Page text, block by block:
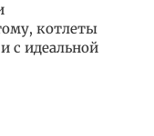
котлеты
с идеальной